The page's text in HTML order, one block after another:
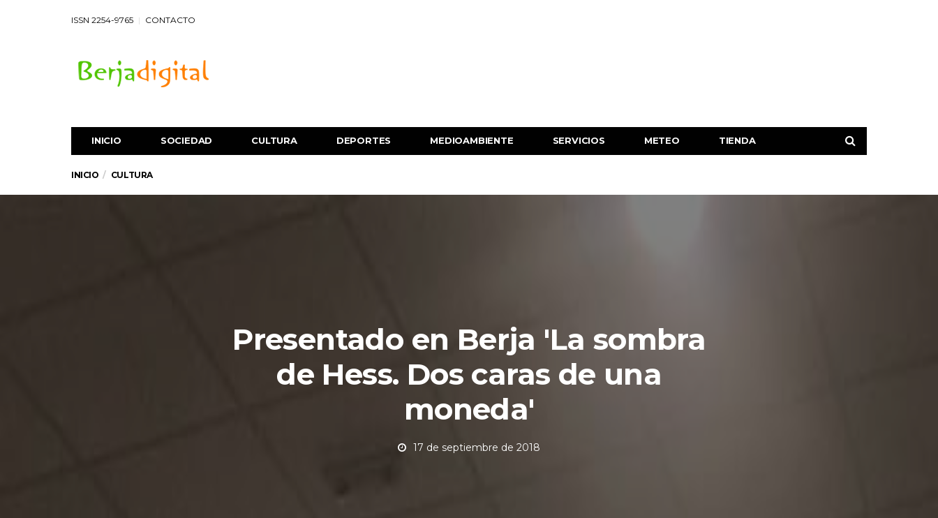
ISSN 2254-9765 CONTACTO
INICIO SOCIEDAD CULTURA DEPORTES MEDIOAMBIENTE SERVICIOS METEO TIENDA
INICIO CULTURA
Presentado en Berja 'La sombra
de Hess. Dos caras de una
moneda'
17 de septiembre de 2018